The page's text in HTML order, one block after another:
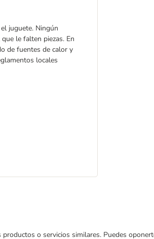
juguete. Ningún
le falten piezas. En
de fuentes de calor y
locales
o servicios similares. Puedes